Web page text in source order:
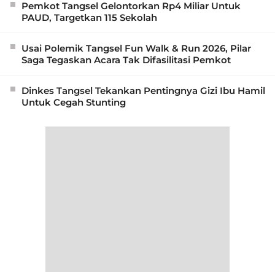
Pemkot Tangsel Gelontorkan Rp4 Miliar Untuk
PAUD, Targetkan 115 Sekolah
Usai Polemik Tangsel Fun Walk & Run 2026, Pilar
Saga Tegaskan Acara Tak Difasilitasi Pemkot
Dinkes Tangsel Tekankan Pentingnya Gizi Ibu Hamil
Untuk Cegah Stunting